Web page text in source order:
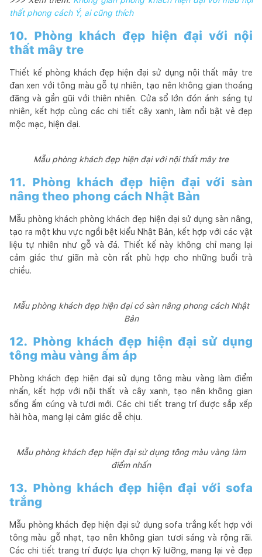
thất phong cách Ý, ai cũng thích
10. Phòng khách đẹp hiện đại với nội
thất mây tre
Thiết kế phòng khách đẹp hiện đại sử dụng nội thất mây tre
đan xen với tông màu gỗ tự nhiên, tạo nên không gian thoáng
đãng và gần gũi với thiên nhiên. Cửa sổ lớn đón ánh sáng tự
nhiên, kết hợp cùng các chi tiết cây xanh, làm nổi bật vẻ đẹp
mộc mạc, hiện đại.
Mẫu phòng khách đẹp hiện đại với nội thất mây tre
11. Phòng khách đẹp hiện đại với sàn
nâng theo phong cách Nhật Bản
Mẫu phòng khách phòng khách đẹp hiện đại sử dụng sàn nâng,
tạo ra một khu vực ngồi bệt kiểu Nhật Bản, kết hợp với các vật
liệu tự nhiên như gỗ và đá. Thiết kế này không chỉ mang lại
cảm giác thư giãn mà còn rất phù hợp cho những buổi trà
chiều.
Mẫu phòng khách đẹp hiện đại có sàn nâng phong cách Nhật
Bản
12. Phòng khách đẹp hiện đại sử dụng
tông màu vàng ấm áp
Phòng khách đẹp hiện đại sử dụng tông màu vàng làm điểm
nhấn, kết hợp với nội thất và cây xanh, tạo nên không gian
sống ấm cúng và tươi mới. Các chi tiết trang trí được sắp xếp
hài hòa, mang lại cảm giác dễ chịu.
Mẫu phòng khách đẹp hiện đại sử dụng tông màu vàng làm
điểm nhấn
13. Phòng khách đẹp hiện đại với sofa
trắng
Mẫu phòng khách đẹp hiện đại sử dụng sofa trắng kết hợp với
tông màu gỗ nhạt, tạo nên không gian tươi sáng và rộng rãi.
Các chi tiết trang trí được lựa chọn kỹ lưỡng, mang lại vẻ đẹp